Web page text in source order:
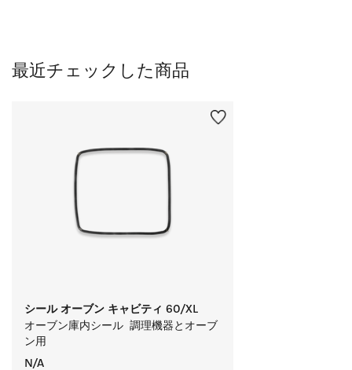
最近チェックした商品
シール オーブン キャビティ 60/XL
オーブン庫内シール  調理機器とオーブ
ン用
N/A